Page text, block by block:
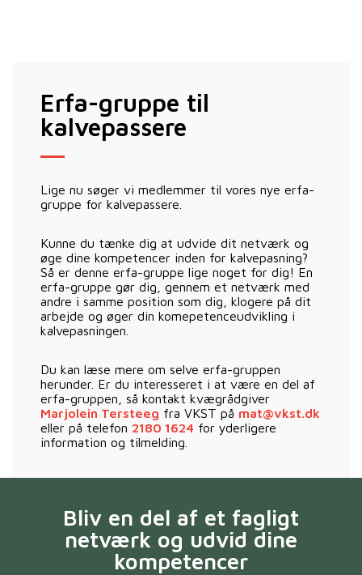
Erfa-gruppe til
kalvepassere
Lige nu søger vi medlemmer til vores nye erfa-
gruppe for kalvepassere.
Kunne du tænke dig at udvide dit netværk og
øge dine kompetencer inden for kalvepasning?
Så er denne erfa-gruppe lige noget for dig! En
erfa-gruppe gør dig, gennem et netværk med
andre i samme position som dig, klogere på dit
arbejde og øger din komepetenceudvikling i
kalvepasningen.
Du kan læse mere om selve erfa-gruppen
herunder. Er du interesseret i at være en del af
erfa-gruppen, så kontakt kvægrådgiver
Marjolein Tersteeg fra VKST på mat@vkst.dk
eller på telefon 2180 1624 for yderligere
information og tilmelding.
Bliv en del af et fagligt
netværk og udvid dine
kompetencer